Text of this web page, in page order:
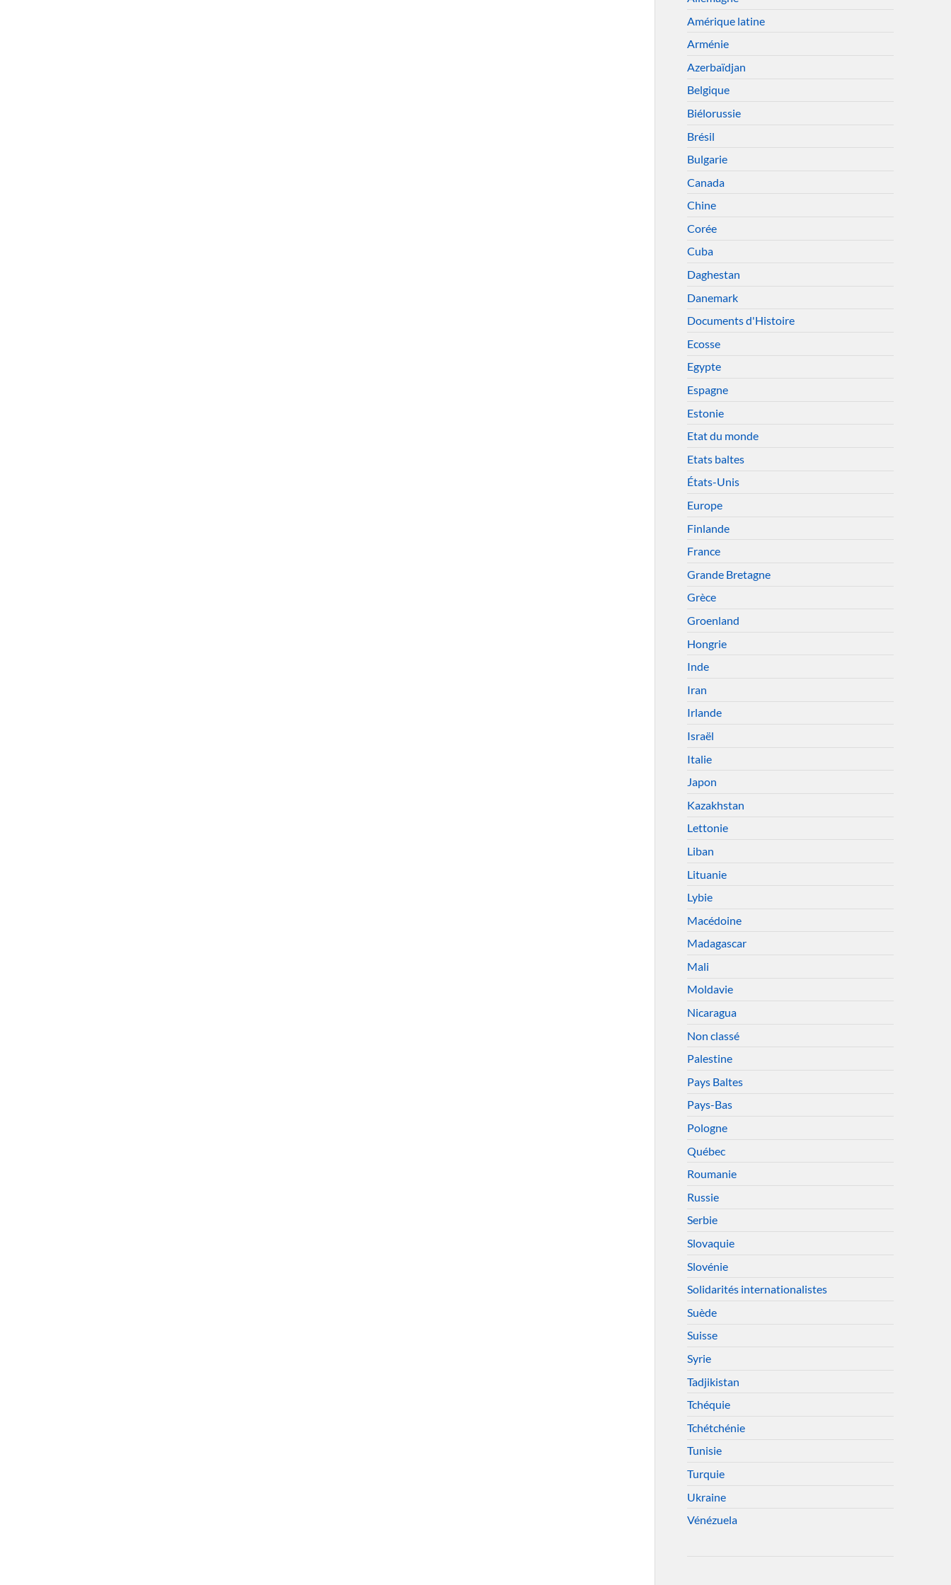
Amérique latine
Arménie
Azerbaïdjan
Belgique
Biélorussie
Brésil
Bulgarie
Canada
Chine
Corée
Cuba
Daghestan
Danemark
Documents d'Histoire
Ecosse
Egypte
Espagne
Estonie
Etat du monde
Etats baltes
États-Unis
Europe
Finlande
France
Grande Bretagne
Grèce
Groenland
Hongrie
Inde
Iran
Irlande
Israël
Italie
Japon
Kazakhstan
Lettonie
Liban
Lituanie
Lybie
Macédoine
Madagascar
Mali
Moldavie
Nicaragua
Non classé
Palestine
Pays Baltes
Pays-Bas
Pologne
Québec
Roumanie
Russie
Serbie
Slovaquie
Slovénie
Solidarités internationalistes
Suède
Suisse
Syrie
Tadjikistan
Tchéquie
Tchétchénie
Tunisie
Turquie
Ukraine
Vénézuela